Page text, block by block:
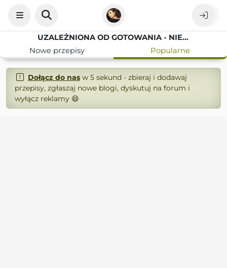
UZALEŻNIONA OD GOTOWANIA - NIEULECZALNIE
Nowe przepisy
Popularne
Dołącz do nasw 5 sekund - zbieraj i dodawaj
przepisy, zgłaszaj nowe blogi, dyskutuj na forum i
wyłącz reklamy 😄